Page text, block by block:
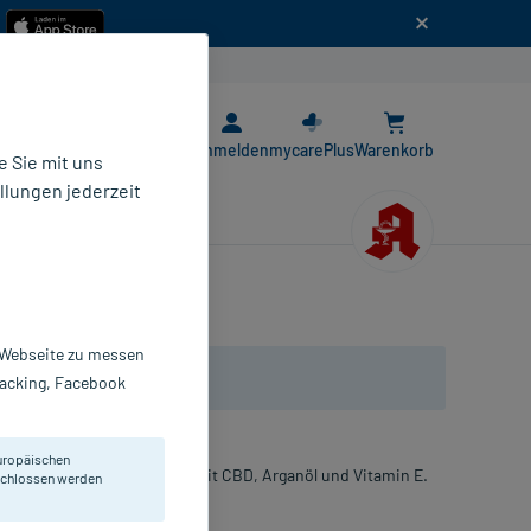
AnmeldenmycarePlusWarenkorb
Angereichert mit CBD, Arganöl und Vitamin E.
Sie mit uns
jederzeit
zu messen
Facebook
werden